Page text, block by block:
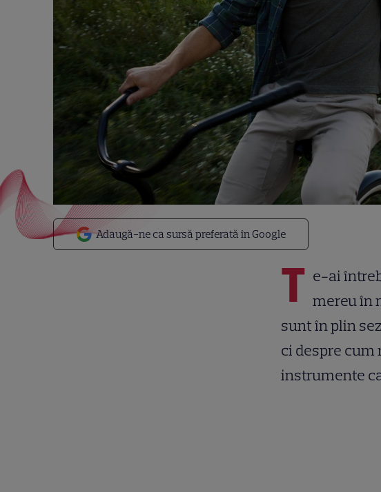
Adaugă-ne ca sursă preferată în Google
T e-ai
mereu în
sunt în plin
ci despre
instrumente